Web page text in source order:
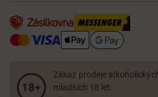
Zákaz prodeje
mladších 18 let.